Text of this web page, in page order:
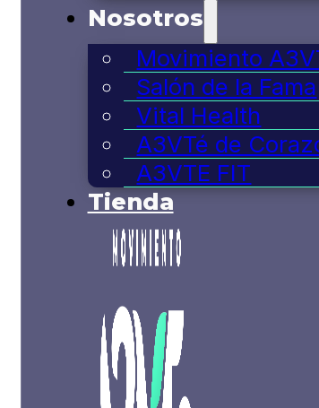
Nosotros
Movimiento
Salón de la Fama
Vital Health
A3VTé de
A3VTE FIT
Tienda